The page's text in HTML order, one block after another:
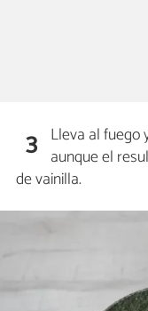
3 Lleva al
aunque el
de vainilla.